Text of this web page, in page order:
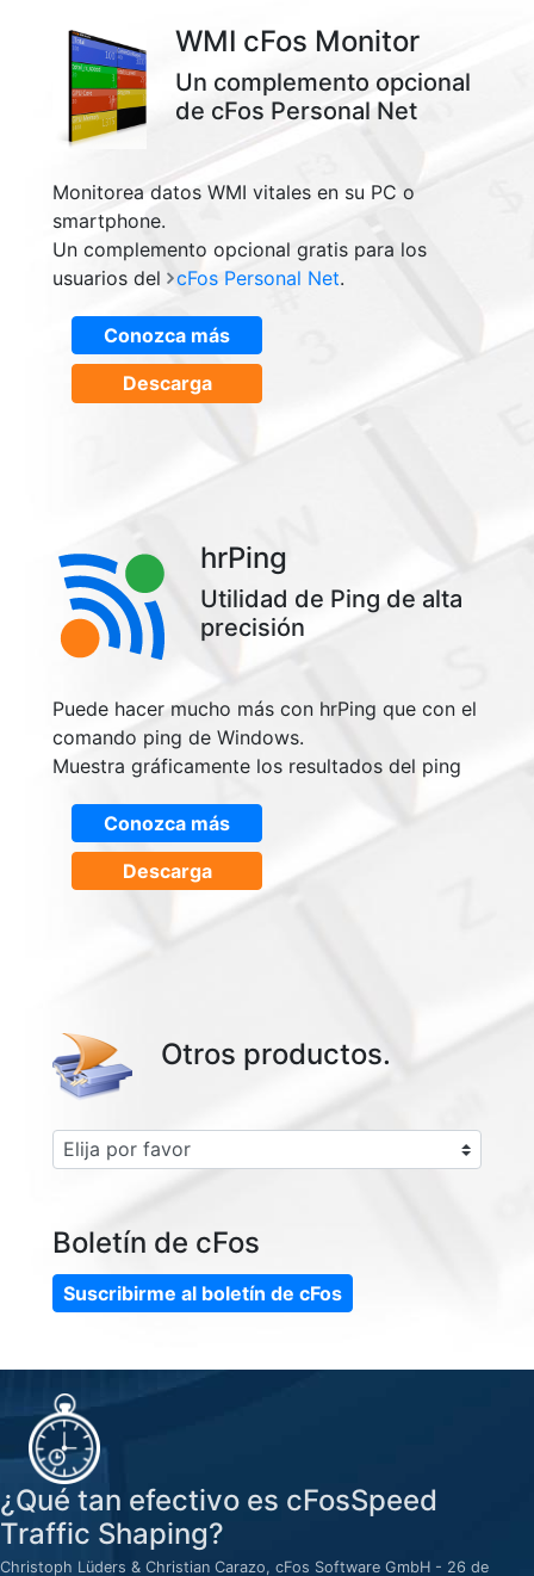
WMI cFos Monitor
Un complemento opcional
de cFos Personal Net
Monitorea datos WMI vitales en su PC o
smartphone.
Un complemento opcional gratis para los
usuarios del
cFos Personal Net.
Conozca más
Descarga
hrPing
Utilidad de Ping de alta
precisión
Puede hacer mucho más con hrPing que con el
comando ping de Windows.
Muestra gráficamente los resultados del ping
Conozca más
Descarga
Otros productos.
Boletín de cFos
Suscribirme al boletín de cFos
¿Qué tan efectivo es cFosSpeed
Traffic Shaping?
Christoph Lüders & Christian Carazo, cFos Software GmbH - 26 de